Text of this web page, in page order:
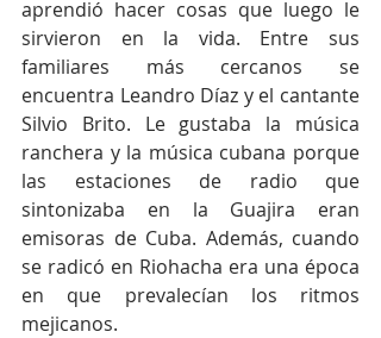
aprendió hacer cosas que luego le
sirvieron en la vida. Entre sus
familiares más cercanos se
encuentra Leandro Díaz y el cantante
Silvio Brito. Le gustaba la música
ranchera y la música cubana porque
las estaciones de radio que
sintonizaba en la Guajira eran
emisoras de Cuba. Además, cuando
se radicó en Riohacha era una época
en que prevalecían los ritmos
mejicanos.